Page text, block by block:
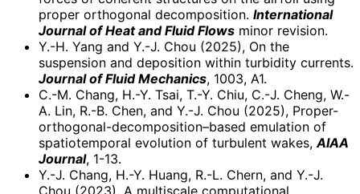
proper orthogonal decomposition. International
Journal of Heat and Fluid Flows minor revision.
Y.-H. Yang and Y.-J. Chou (2025), On the
suspension and deposition within turbidity currents.
Journal of Fluid Mechanics, 1003, A1.
C.-M. Chang, H.-Y. Tsai, T.-Y. Chiu, C.-J. Cheng, W.-
A. Lin, R.-B. Chen, and Y.-J. Chou (2025), Proper-
orthogonal-decomposition–based emulation of
spatiotemporal evolution of turbulent wakes,AIAA
Journal, 1-13.
Y.-J. Chang, H.-Y. Huang, R.-L. Chern, and Y.-J.